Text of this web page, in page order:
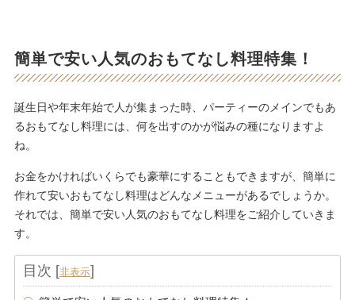
簡単で安い人気のおもてなし料理特集！
誕生日や年末年始で人が集まった時、パーティーのメインでもあ
るおもてなし料理には、何を出すのかが悩みの種になりますよ
ね。
お金をかければいくらでも豪華にすることもできますが、簡単に
作れて安いおもてなし料理はどんなメニューがあるでしょうか。
それでは、簡単で安い人気のおもてなし料理をご紹介していきま
す。
目次 [非表示]